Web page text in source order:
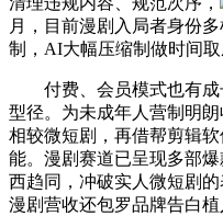
月，目前漫剧入局者身份
制，AI大幅压缩制做时间
付费、会员模式也有成
型径。为未成年人营制明
相较微短剧，再借帮剪辑
能。漫剧赛道已呈现多部
西趋同，冲破实人微短剧
漫剧营收还包罗品牌告白